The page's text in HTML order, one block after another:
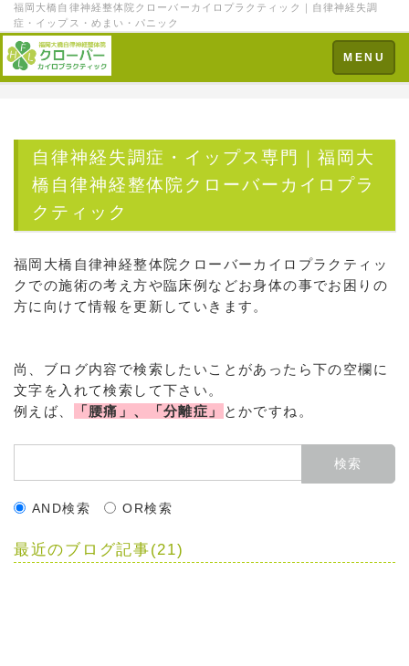
福岡大橋自律神経整体院クローバーカイロプラクティック｜自律神経失調
症・イップス・めまい・パニック
Toggle
navigation
MENU
自律神経失調症・イップス専門｜福岡大
橋自律神経整体院クローバーカイロプラ
クティック
福岡大橋自律神経整体院クローバーカイロプラクティッ
クでの施術の考え方や臨床例などお身体の事でお困りの
方に向けて情報を更新していきます。
尚、ブログ内容で検索したいことがあったら下の空欄に
文字を入れて検索して下さい。
例えば、
「腰痛」、「分離症」 とかですね。
AND検索 OR検索
最近のブログ記事(21)